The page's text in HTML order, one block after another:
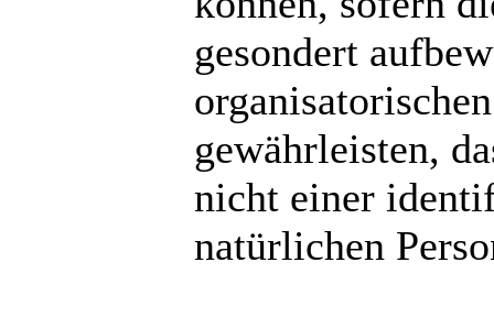
gesondert
gewährleisten,
nicht einer
natürlichen